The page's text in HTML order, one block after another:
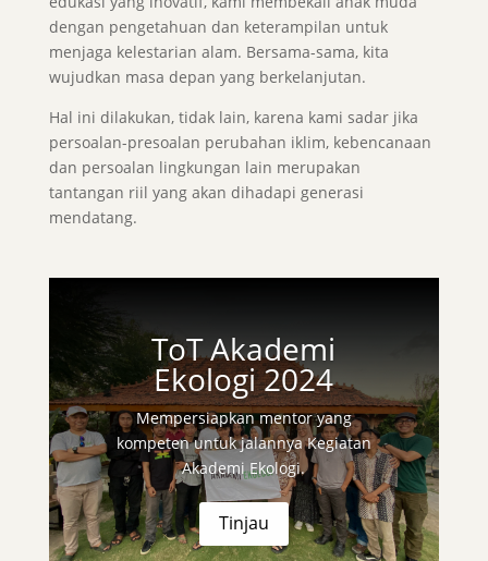
dengan pengetahuan dan keterampilan untuk
menjaga kelestarian alam. Bersama-sama,kita
wujudkan masa depan yang berkelanjutan.
Hal ini dilakukan, tidak lain, karena kami sadar jika
persoalan-presoalan perubahan iklim, kebencanaan
dan persoalan lingkungan lain merupakan
tantangan riil yang akan dihadapi generasi
mendatang.
ToT Akademi
Ekologi 2024
Mempersiapkan mentor yang
kompeten untuk jalannya Kegiatan
Akademi Ekologi.
Tinjau